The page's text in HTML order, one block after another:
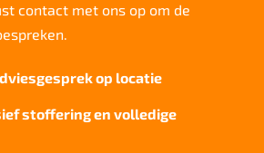
contact met ons op om de
op locatie
stoffering en volledige